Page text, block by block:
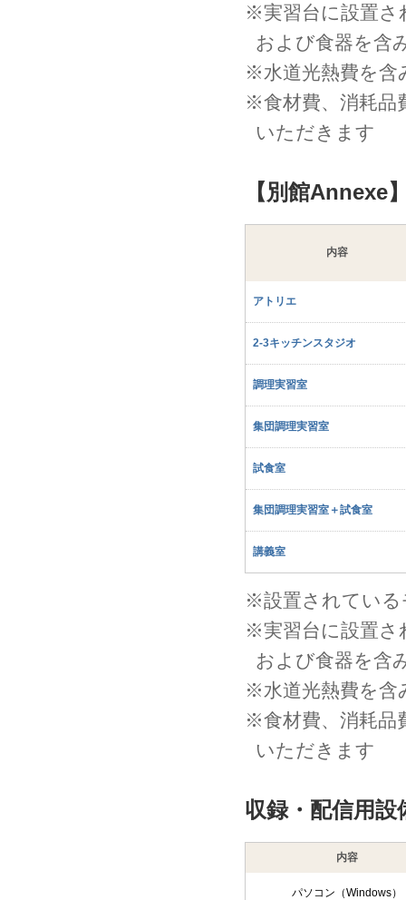
※実習台に設置さ
および食器を含
※水道光熱費を含
※食材費、消耗品
いただきます
【別館Annexe
内容
アトリエ
2-3キッチンスタジオ
調理実習室
集団調理実習室
試食室
集団調理実習室＋試食室
講義室
※設置されている
※実習台に設置さ
および食器を含
※水道光熱費を含
※食材費、消耗品
いただきます
収録・配信用設
内容
パソコン（Windows）